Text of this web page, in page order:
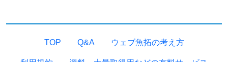
TOP Q&A ウェブ魚拓の考え方